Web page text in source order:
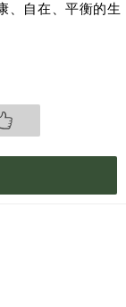
、自在、平衡的生